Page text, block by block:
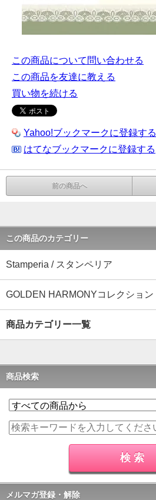
この商品について問い合わせる
この商品を友達に教える
買い物を続ける
Yahoo!ブックマークに登録する
はてなブックマークに登録する
前の商品へ
この商品のカテゴリー
Stamperia / スタンペリア
GOLDEN HARMONYコレクション
商品カテゴリー一覧
商品検索
メルマガ登録・解除